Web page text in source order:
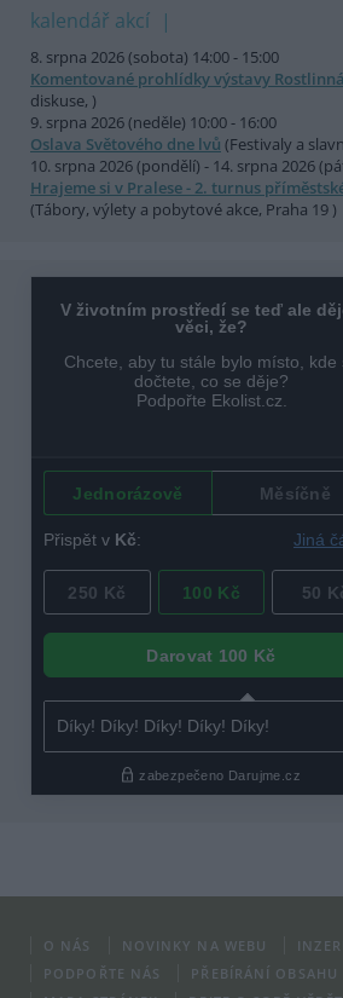
kalendář akcí
8. srpna 2026 (sobota) 14:00 - 15:00
Komentované prohlídky výstavy
diskuse, )
9. srpna 2026 (neděle) 10:00 - 16:00
Oslava Světového dne lvů (Festivaly a
10. srpna 2026 (pondělí) - 14. srpna 2026
Hrajeme si v Pralese - 2. turnus
(Tábory, výlety a pobytové akce, Praha 19 )
O NÁS NOVINKY NA WEBU
PODPOŘTE NÁS
PŘEBÍRÁNÍ OBSAHU